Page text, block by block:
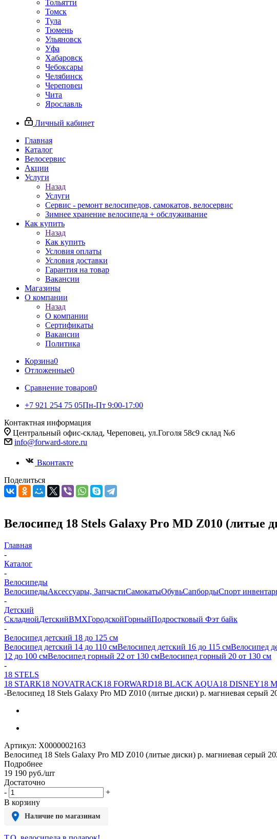
Тольятти
Томск
Тула
Тюмень
Ульяновск
Уфа
Хабаровск
Чебоксары
Челябинск
Череповец
Чита
Ярославль
Личный кабинет
Главная
Каталог
Велосервис
Акции
Услуги
Назад
Услуги
Сервис - ремонт велосипедов, самокатов, велосервис
Зимнее хранение велосипеда + обслуживание
Как купить
Назад
Как купить
Условия оплаты
Условия доставки
Гарантия на товар
Вакансии
Магазины
О компании
Назад
О компании
Сертификаты
Вакансии
Политика
Корзина0
Отложенные0
Сравнение товаров0
+7 921 254 75 05Пн-Пт 9:00-17:00
Контактная информация
Центральный офис-склад, Череповец, ул.Гоголя 58с9 склад №6
info@forward-store.ru
Вконтакте
Поделиться
Велосипед 18 Stels Galaxy Pro MD Z010 (литые
Главная
-
Каталог
-
Велосипеды
ВелосипедыАксессуары, ЗапчастиСамокатыОбувьСапбордыСпорт
-
Детский
СкладнойДетскийBMXГородскойГорныйПодростковый Фэт байк
-
Велосипед детский 18 до 125 см
Велосипед детский 14 до 110 смВелосипед детский 16 до 115 смВелосипед
12 до 100 смВелосипед горный 22 от 130 смВелосипед горный 20 от 130 см
-
18 STELS
18 STARK18 NOVATRACK18 FORWARD18 BLACK AQUA18 DISNEY18
-Велосипед 18 Stels Galaxy Pro MD Z010 (литые диски) р. магниевая серый
Артикул: X0000002163
Велосипед 18 Stels Galaxy Pro MD Z010 (литые диски) р. магниевая серый
Подробнее
19 190 руб./шт
Достаточно
-
+
В корзину
Наличие по магазинам